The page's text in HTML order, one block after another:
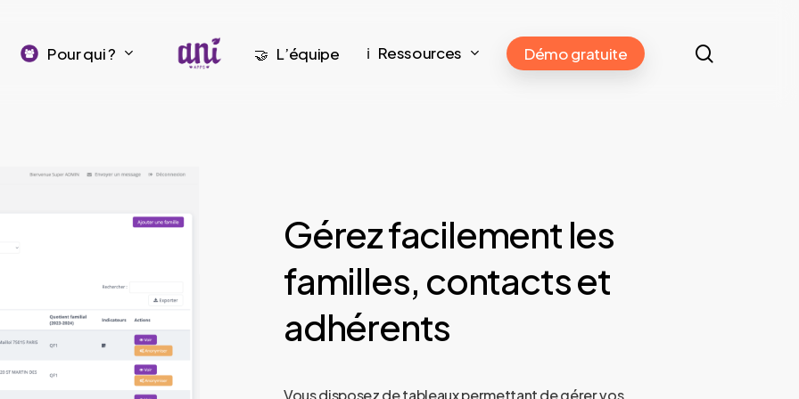
Pour qui ? 🤝 L’équipe ℹ️ Ressources Démo gratuite
Gérezfacilementles
familles, contactset
adhérents
Vous disposez de tableaux permettant de gérer vos